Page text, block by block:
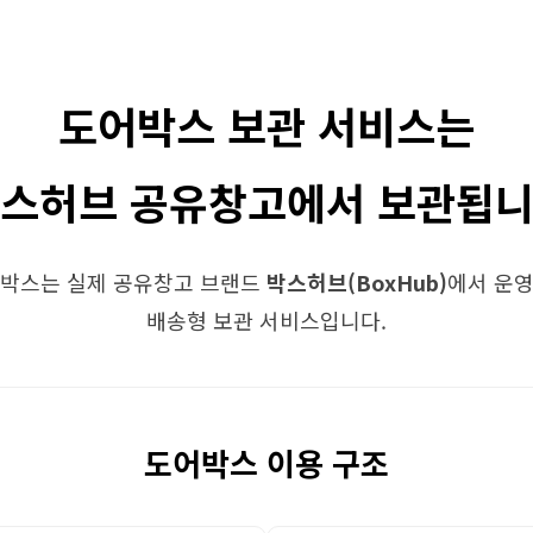
도어박스 보관 서비스는
허브 공유창고에서 보관됩
스는 실제 공유창고 브랜드 박스허브(BoxHub)에서 운
배송형 보관 서비스입니다.
도어박스 이용 구조